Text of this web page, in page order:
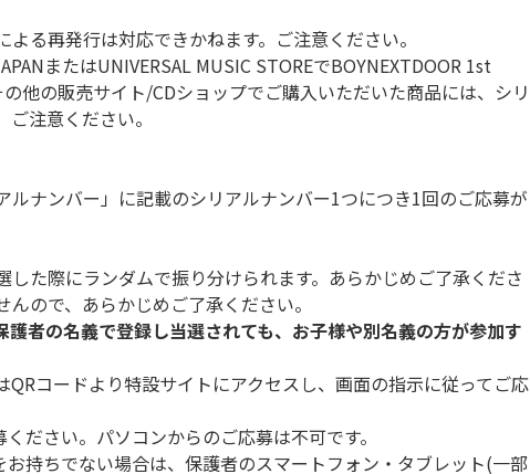
る再発行は対応できかねます。ご注意ください。
またはUNIVERSAL MUSIC STOREでBOYNEXTDOOR 1st
他の販売サイト/CDショップでご購入いただいた商品には、シリ
注意ください。
ナンバー」に記載のシリアルナンバー1つにつき1回のご応募が
た際にランダムで振り分けられます。あらかじめご了承くださ
ので、あらかじめご了承ください。
者の名義で登録し当選されても、お子様や別名義の方が参加す
コードより特設サイトにアクセスし、画面の指示に従ってご応
ださい。パソコンからのご応募は不可です。
持ちでない場合は、保護者のスマートフォン・タブレット(一部